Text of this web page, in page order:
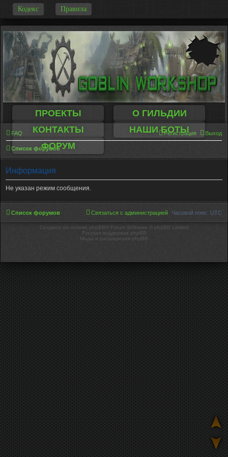
Кодекс Правила
ПРОЕКТЫ
О ГИЛЬДИИ
КОНТАКТЫ
НАШИ БОТЫ
ФОРУМ
FAQ Выход
Регистрация
Список форумов
Информация
Не указан режим сообщения.
Список форумов Часовой пояс: UTC
Связаться с администрацией
Создано на основе phpBB® Forum Software © phpBB Limited
Русская поддержка phpBB
Моды и расширения phpBB